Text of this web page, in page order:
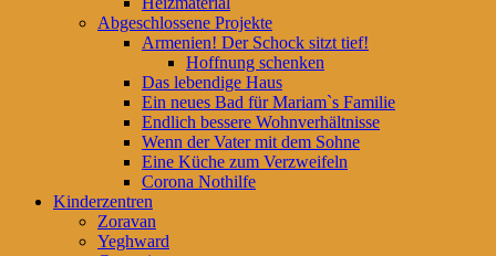
Abgeschlossene Projekte
Armenien! Der Schock sitzt tief!
Hoffnung schenken
Das lebendige Haus
Ein neues Bad für Mariam`s Familie
Endlich bessere Wohnverhältnisse
Wenn der Vater mit dem Sohne
Eine Küche zum Verzweifeln
Corona Nothilfe
Kinderzentren
Zoravan
Yeghward